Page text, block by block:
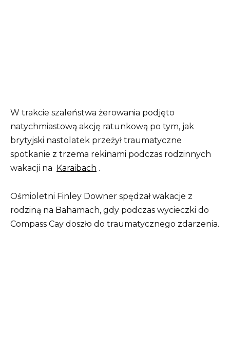
W trakcie szaleństwa żerowania podjęto
natychmiastową akcję ratunkową po tym, jak
brytyjski nastolatek przeżył traumatyczne
spotkanie z trzema rekinami podczas rodzinnych
wakacji na
Karaibach .
Ośmioletni Finley Downer spędzał wakacje z
rodziną na Bahamach, gdy podczas wycieczki do
Compass Cay doszło do traumatycznego zdarzenia.